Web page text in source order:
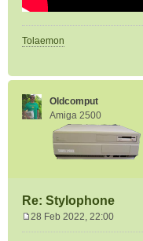
Tolaemon
Oldcomput
Amiga 2500
Re: Stylophone
28 Feb 2022, 22:00